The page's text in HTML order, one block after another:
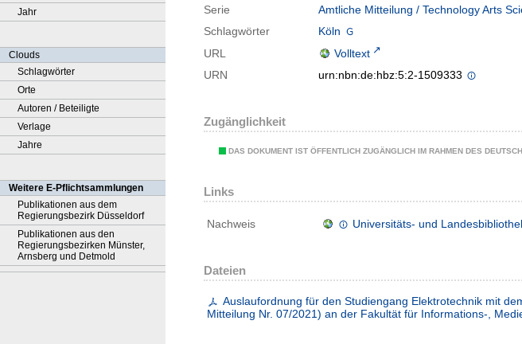
Jahr
Clouds
Schlagwörter
Orte
Autoren / Beteiligte
Verlage
Jahre
Weitere E-Pflichtsammlungen
Publikationen aus dem
Regierungsbezirk Düsseldorf
Publikationen aus den
Regierungsbezirken Münster,
Arnsberg und Detmold
Serie
Amtliche Mitteilung / Technology Arts
Schlagwörter
Köln
URL
Volltext
URN
urn:nbn:de:hbz:5:2-1509333
Zugänglichkeit
DAS DOKUMENT IST ÖFFENTLICH ZUGÄNGLICH IM RAHMEN DES
Links
Nachweis Universitäts- und
Dateien
Auslaufordnung für den Studiengang Elektrotechnik mit
Mitteilung Nr. 07/2021) an der Fakultät für Informations-,